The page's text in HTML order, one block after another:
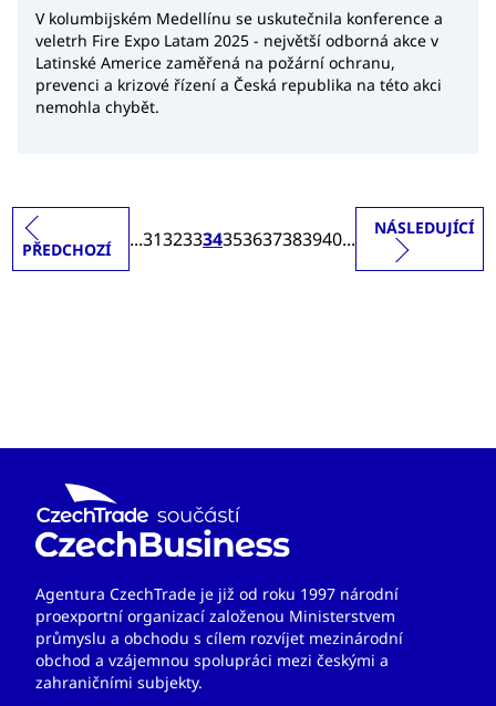
V kolumbijském Medellínu se uskutečnila konference a
veletrh Fire Expo Latam 2025 - největší odborná akce v
Latinské Americe zaměřená na požární ochranu,
prevenci a krizové řízení a Česká republika na této akci
nemohla chybět.
PŘEDCHOZÍ ...31323334353637383940... NÁSLEDUJÍCÍ
Agentura CzechTrade je již od roku 1997 národní
proexportní organizací založenou Ministerstvem
průmyslu a obchodu s cílem rozvíjet mezinárodní
obchod a vzájemnou spolupráci mezi českými a
zahraničními subjekty.